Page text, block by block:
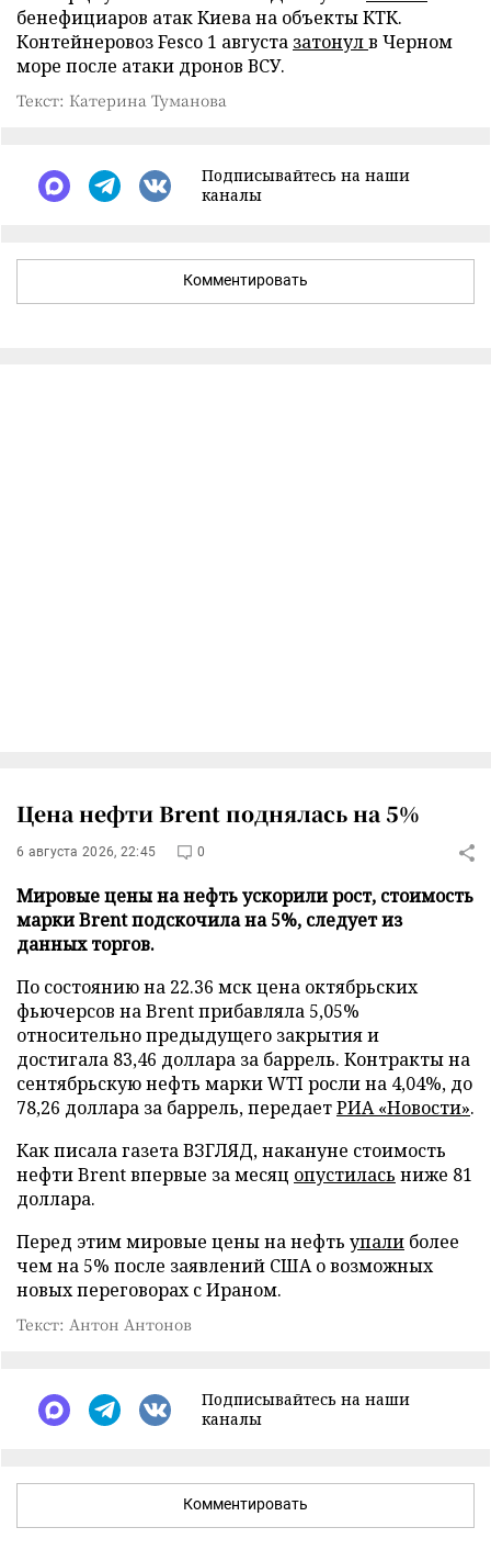
бенефициаров атак Киева на объекты КТК.
Контейнеровоз Fesco 1 августа затонулв Черном
море после атаки дронов ВСУ.
Текст: Катерина Туманова
Подписывайтесь на наши
каналы
Комментировать
Цена нефти Brent поднялась на 5%
6 августа 2026, 22:45 0
Мировые цены на нефть ускорили рост, стоимость
марки Brent подскочила на 5%, следует из
данных торгов.
По состоянию на 22.36 мск цена октябрьских
фьючерсов на Brent прибавляла 5,05%
относительно предыдущего закрытия и
достигала 83,46 доллара за баррель. Контракты на
сентябрьскую нефть марки WTI росли на 4,04%, до
78,26 доллара за баррель, передаетРИА «Новости».
Как писала газета ВЗГЛЯД, накануне стоимость
нефти Brent впервые за месяц опустилась ниже 81
доллара.
Перед этим мировые цены на нефть упали более
чем на 5% после заявлений США о возможных
новых переговорах с Ираном.
Текст: Антон Антонов
Подписывайтесь на наши
каналы
Комментировать